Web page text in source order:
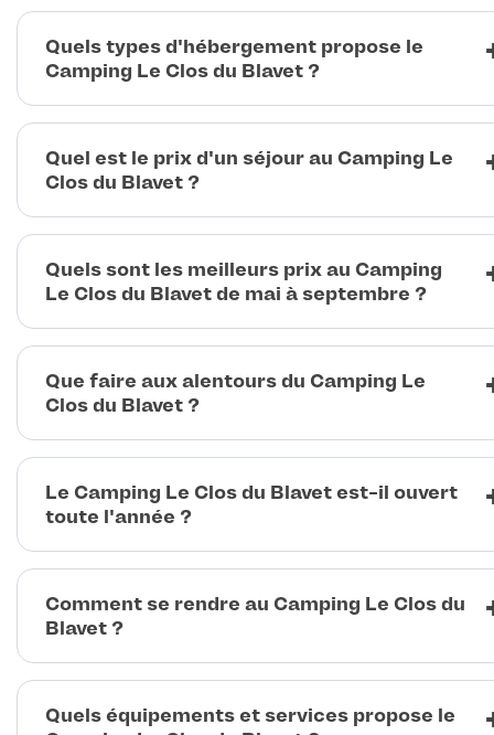
Quels types d'hébergement propose le
Camping Le Clos du Blavet ?
Quel est le prix d'un séjour au Camping Le
Clos du Blavet ?
Quels sont les meilleurs prix au Camping
Le Clos du Blavet de mai à septembre ?
Que faire aux alentours du Camping Le
Clos du Blavet ?
Le Camping Le Clos du Blavet est-il ouvert
toute l'année ?
Comment se rendre au Camping Le Clos du
Blavet ?
Quels équipements et services propose le